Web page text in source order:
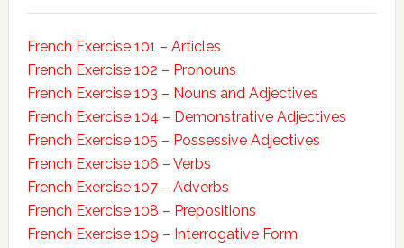
French Exercise 101 – Articles
French Exercise 102 – Pronouns
French Exercise 103 – Nouns and Adjectives
French Exercise 104 – Demonstrative Adjectives
French Exercise 105 – Possessive Adjectives
French Exercise 106 – Verbs
French Exercise 107 – Adverbs
French Exercise 108 – Prepositions
French Exercise 109 – Interrogative Form